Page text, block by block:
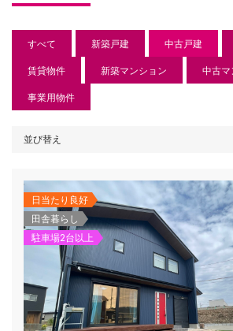
すべて 新築戸建 中古戸建
賃貸物件
新築マンション
中古マ
事業用物件
並び替え
日当たり良好
田舎暮らし
駐車場2台以上
top-